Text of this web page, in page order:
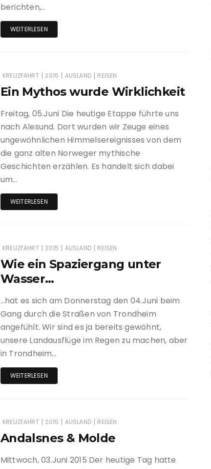
berichten,…
WEITERLESEN
KREUZFAHRT | 2015 | AUSLAND | REISEN
Ein Mythos wurde Wirklichkeit
Freitag, 05.Juni Die heutige Etappe führte uns
nach Alesund. Dort wurden wir Zeuge eines
ungewöhnlichen Himmelsereignisses von dem
die ganz alten Norweger mythische
Geschichten erzählen. Es handelt sich dabei
um…
WEITERLESEN
KREUZFAHRT | 2015 | AUSLAND | REISEN
Wie ein Spaziergang unter
Wasser…
…hat es sich am Donnerstag den 04.Juni beim
Gang durch die Straßen von Trondheim
angefühlt. Wir sind es ja bereits gewöhnt,
unsere Landausflüge im Regen zu machen, aber
in Trondheim…
WEITERLESEN
KREUZFAHRT | 2015 | AUSLAND | REISEN
Andalsnes & Molde
Mittwoch, 03.Juni 2015 Der heutige Tag hatte